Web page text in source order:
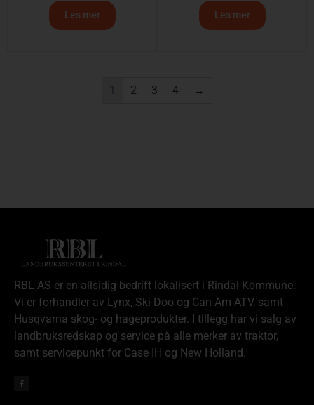
Les mer Les mer
1 2 3 4 →
RBL AS er en allsidig bedrift lokalisert i Rindal Kommune.
Vi er forhandler av Lynx, Ski-Doo og Can-Am ATV, samt
Husqvarna skog- og hageprodukter. I tillegg har vi salg av
landbruksredskap og service på alle merker av traktor,
samt servicepunkt for Case IH og New Holland.